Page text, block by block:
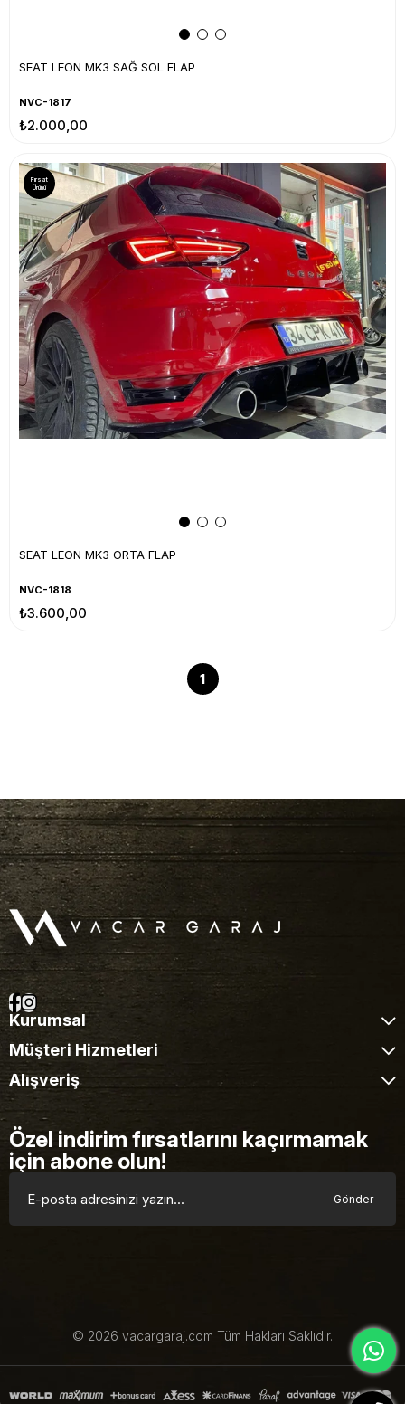
SEAT LEON MK3 SAĞ SOL FLAP
NVC-1817
₺2.000,00
SEAT LEON MK3 ORTA FLAP
NVC-1818
₺3.600,00
Fırsat
Ürünü
1
Kurumsal
Müşteri Hizmetleri
Alışveriş
Özel indirim fırsatlarını kaçırmamak
için abone olun!
Gönder
© 2026 vacargaraj.com Tüm Hakları Saklıdır.